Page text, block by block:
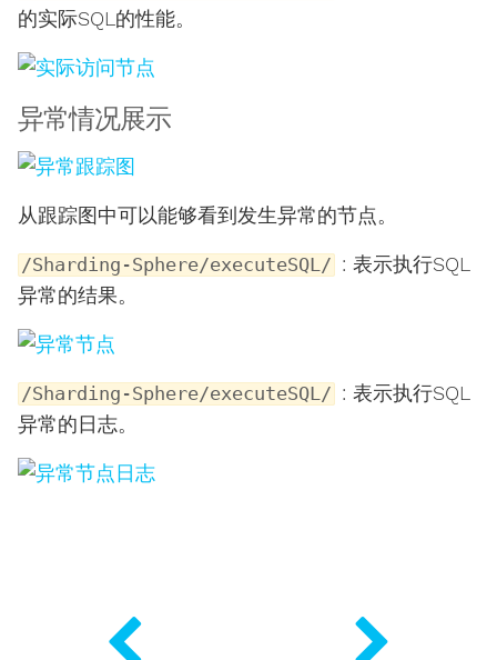
的实际SQL的性能。
异常情况展示
从跟踪图中可以能够看到发生异常的节点。
/Sharding-Sphere/executeSQL/ : 表示执行SQL
异常的结果。
/Sharding-Sphere/executeSQL/ : 表示执行SQL
异常的日志。